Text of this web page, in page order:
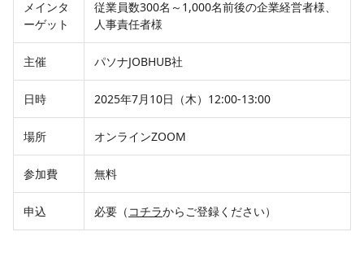
メインタ
ーゲット
従業員数300名～1,000名前後の企業経営者様、
人事責任者様
主催 パソナJOBHUB社
日時 2025年7月10日（木）12:00-13:00
場所 オンラインZOOM
参加費 無料
申込 必要（ コチラからご登録ください）